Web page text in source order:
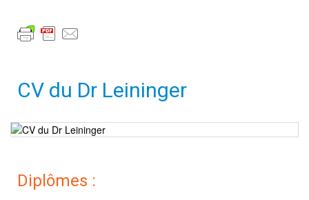
CV du Dr Leininger
Diplômes :